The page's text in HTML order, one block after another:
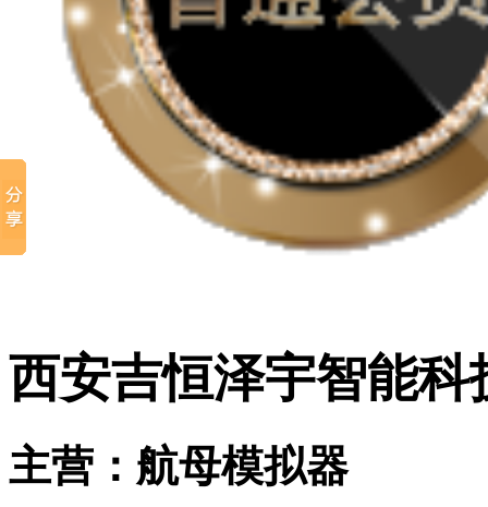
西安吉恒泽宇智能科
主营：航母模拟器